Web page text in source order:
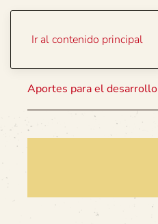
Ir al contenido principal
Aportes para el desarrollo